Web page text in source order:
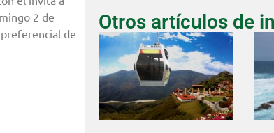
2 de
de
Otros artículos de